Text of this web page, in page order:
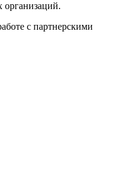
организаций.
с партнерскими